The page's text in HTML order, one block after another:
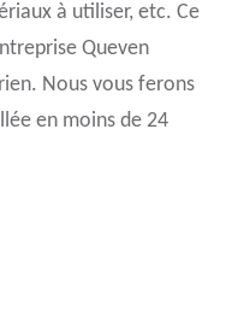
à utiliser, etc. Ce
Queven
Nous vous ferons
en moins de 24